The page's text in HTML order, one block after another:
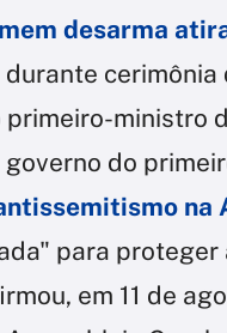
desarma
durante
primeiro-ministro
do
na
para
em 11 de